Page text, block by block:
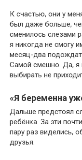
К счастью, они у
был даже больше,
сменилось слезами
я никогда не смогу
месяц-два
Самой смешно. Да, я
выбирать не
«Я беременна
Дальше предстоял
ребёнка. За эти
пару раз виделись,
друзья.